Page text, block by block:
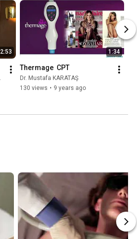
2:53 1:34
Thermage  CPT
Dr. Mustafa KARATAŞ
130 views • 9 years ago